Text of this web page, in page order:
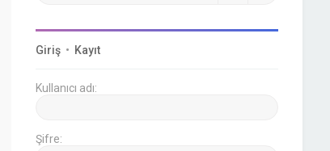
Giriş • Kayıt
Kullanıcı adı:
Şifre: